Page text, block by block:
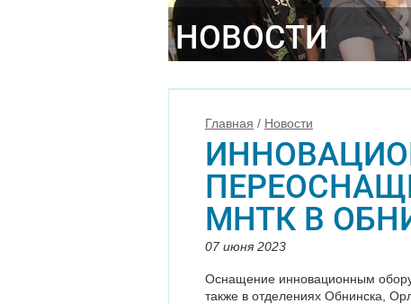
НОВОСТИ
Главная / Новости
МНТК В
07 июня 2023
Оснащение инновационным
также в отделениях Обнинска,